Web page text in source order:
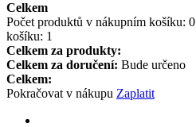
Celkem
Počet produktů v nákupním košíku: 0
košíku: 1
Celkem za produkty:
Celkem za doručení: Bude určeno
Celkem:
Pokračovat v nákupu Zaplatit